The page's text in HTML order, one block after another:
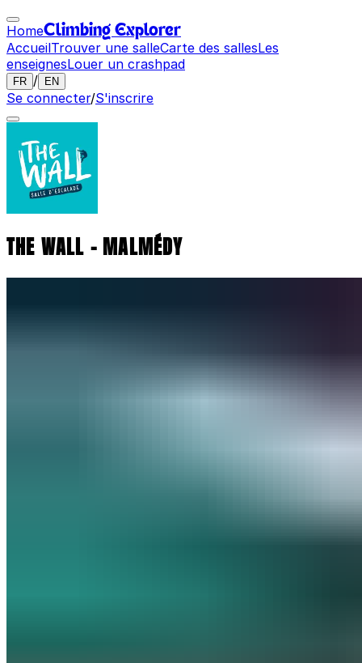
HomeClimbing Explorer
AccueilTrouver une salleCarte des sallesLes
enseignesLouer un crashpad
FR / EN
Se connecter/S'inscrire
THE WALL - MALMÉDY